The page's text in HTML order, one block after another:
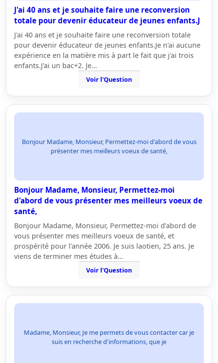
J'ai 40 ans et je souhaite faire une reconversion
totale pour devenir éducateur de jeunes enfants.J
J'ai 40 ans et je souhaite faire une reconversion totale
pour devenir éducateur de jeunes enfants.Je n'ai aucune
expérience en la matière mis à part le fait que j'ai trois
enfants.J'ai un bac+2. Je…
Voir l'Question
Bonjour Madame, Monsieur, Permettez-moi d'abord de vous
présenter mes meilleurs voeux de santé,
Bonjour Madame, Monsieur, Permettez-moi
d'abord de vous présenter mes meilleurs voeux de
santé,
Bonjour Madame, Monsieur, Permettez-moi d'abord de
vous présenter mes meilleurs voeux de santé, et
prospérité pour l'année 2006. Je suis laotien, 25 ans. Je
viens de terminer mes études à…
Voir l'Question
Madame, Monsieur, Je me permets de vous contacter car je
suis en recherche d'informations, que je